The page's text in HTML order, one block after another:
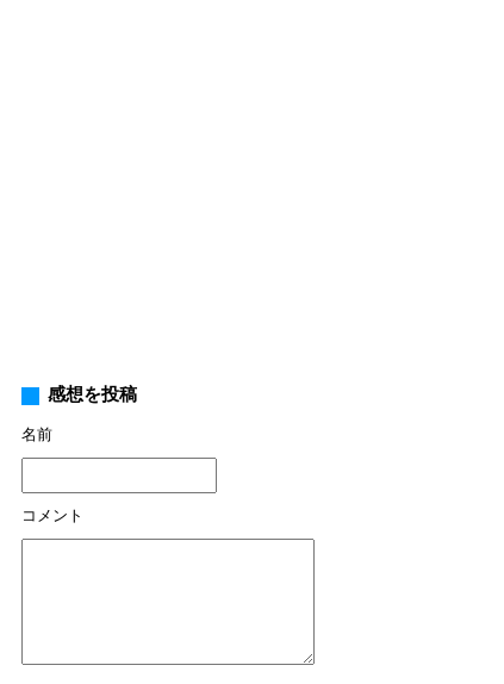
感想を投稿
名前
コメント